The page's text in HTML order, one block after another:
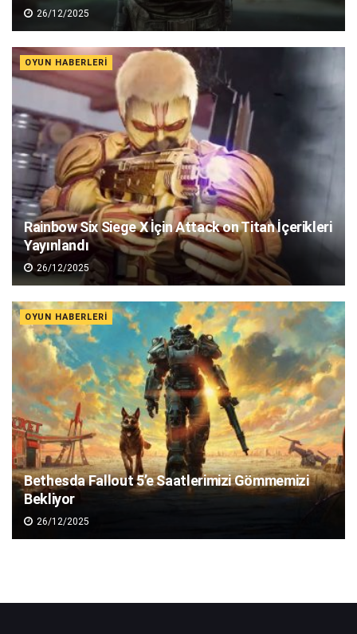
26/12/2025
OYUN HABERLERI
Rainbow Six Siege X İçin Attack on Titan İçerikleri
Yayınlandı
26/12/2025
OYUN HABERLERI
Bethesda Fallout 5’e Saatlerimizi Gömmemizi
Bekliyor
26/12/2025